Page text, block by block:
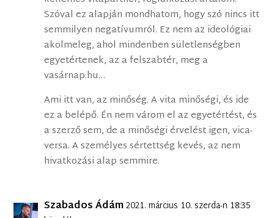
Szóval ez alapján mondhatom, hogy szó nincs itt
semmilyen negatívumról. Ez nem az ideológiai
akolmeleg, ahol mindenben sületlenségben
egyetértenek, az a felszabtér, meg a
vasárnap.hu…
Ami itt van, az minőség. A vita minőségi, és ide
ez a belépő. Én nem várom el az egyetértést, és
a szerző sem, de a minőségi érvelést igen, vica-
versa. A személyes sértettség kevés, az nem
hivatkozási alap semmire.
Szabados Ádám2021. március 10. szerda-n 18:35